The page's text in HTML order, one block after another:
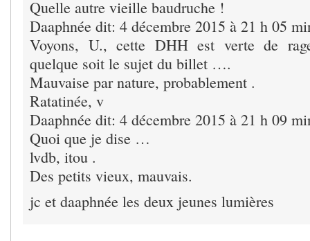
Quelle autre vieille baudruche !
Daaphnée dit: 4 décembre 2015 à 21 h 05
Voyons, U., cette DHH est verte de
quelque soit le sujet du billet ….
Mauvaise par nature, probablement .
Ratatinée, v
Daaphnée dit: 4 décembre 2015 à 21 h 09
Quoi que je dise …
lvdb, itou .
Des petits vieux, mauvais.
jc et daaphnée les deux jeunes lumières